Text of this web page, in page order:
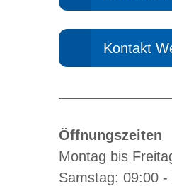
Kontakt
Öffnungszeiten
Montag bis
Samstag: 09:00 -